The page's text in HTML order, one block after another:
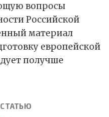
вопросы
Российской
материал
европейской
получше